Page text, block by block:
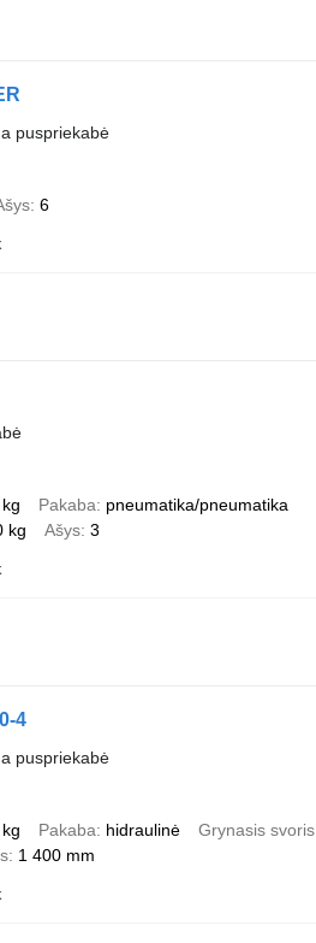
puspriekabė
6
Pakaba
pneumatika/pneumatika
kg Ašys 3
4
puspriekabė
Pakaba hidraulinė Grynasis svoris
1 400 mm